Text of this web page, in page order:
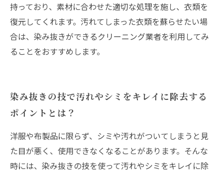
持っており、素材に合わせた適切な処理を施し、衣類を
復元してくれます。汚れてしまった衣類を蘇らせたい場
合は、染み抜きができるクリーニング業者を利用してみ
ることをおすすめします。
染み抜きの技で汚れやシミをキレイに除去する
ポイントとは？
洋服や布製品に限らず、シミや汚れがついてしまうと見
た目が悪く、使用できなくなることがあります。そんな
時には、染み抜きの技を使って汚れやシミをキレイに除